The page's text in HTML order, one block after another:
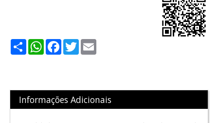
ShareWhatsApp
Facebook
Twitter
Informações Adicionais